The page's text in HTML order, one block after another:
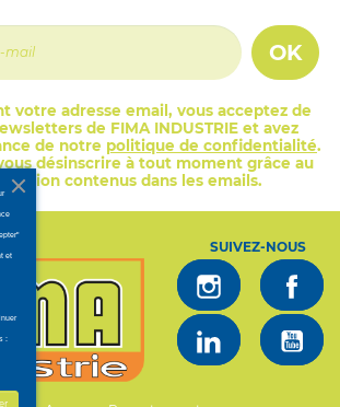
OK
votre adresse email, vous acceptez de
de FIMA INDUSTRIE et avez
de notre politique de confidentialité.
désinscrire à tout moment grâce au
contenus dans les emails.
SUIVEZ-NOUS
et
: